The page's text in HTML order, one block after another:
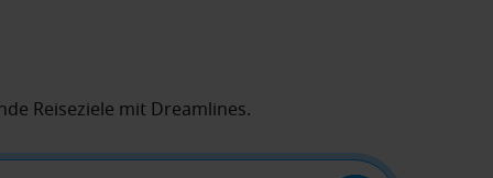
Reiseziele mit Dreamlines.